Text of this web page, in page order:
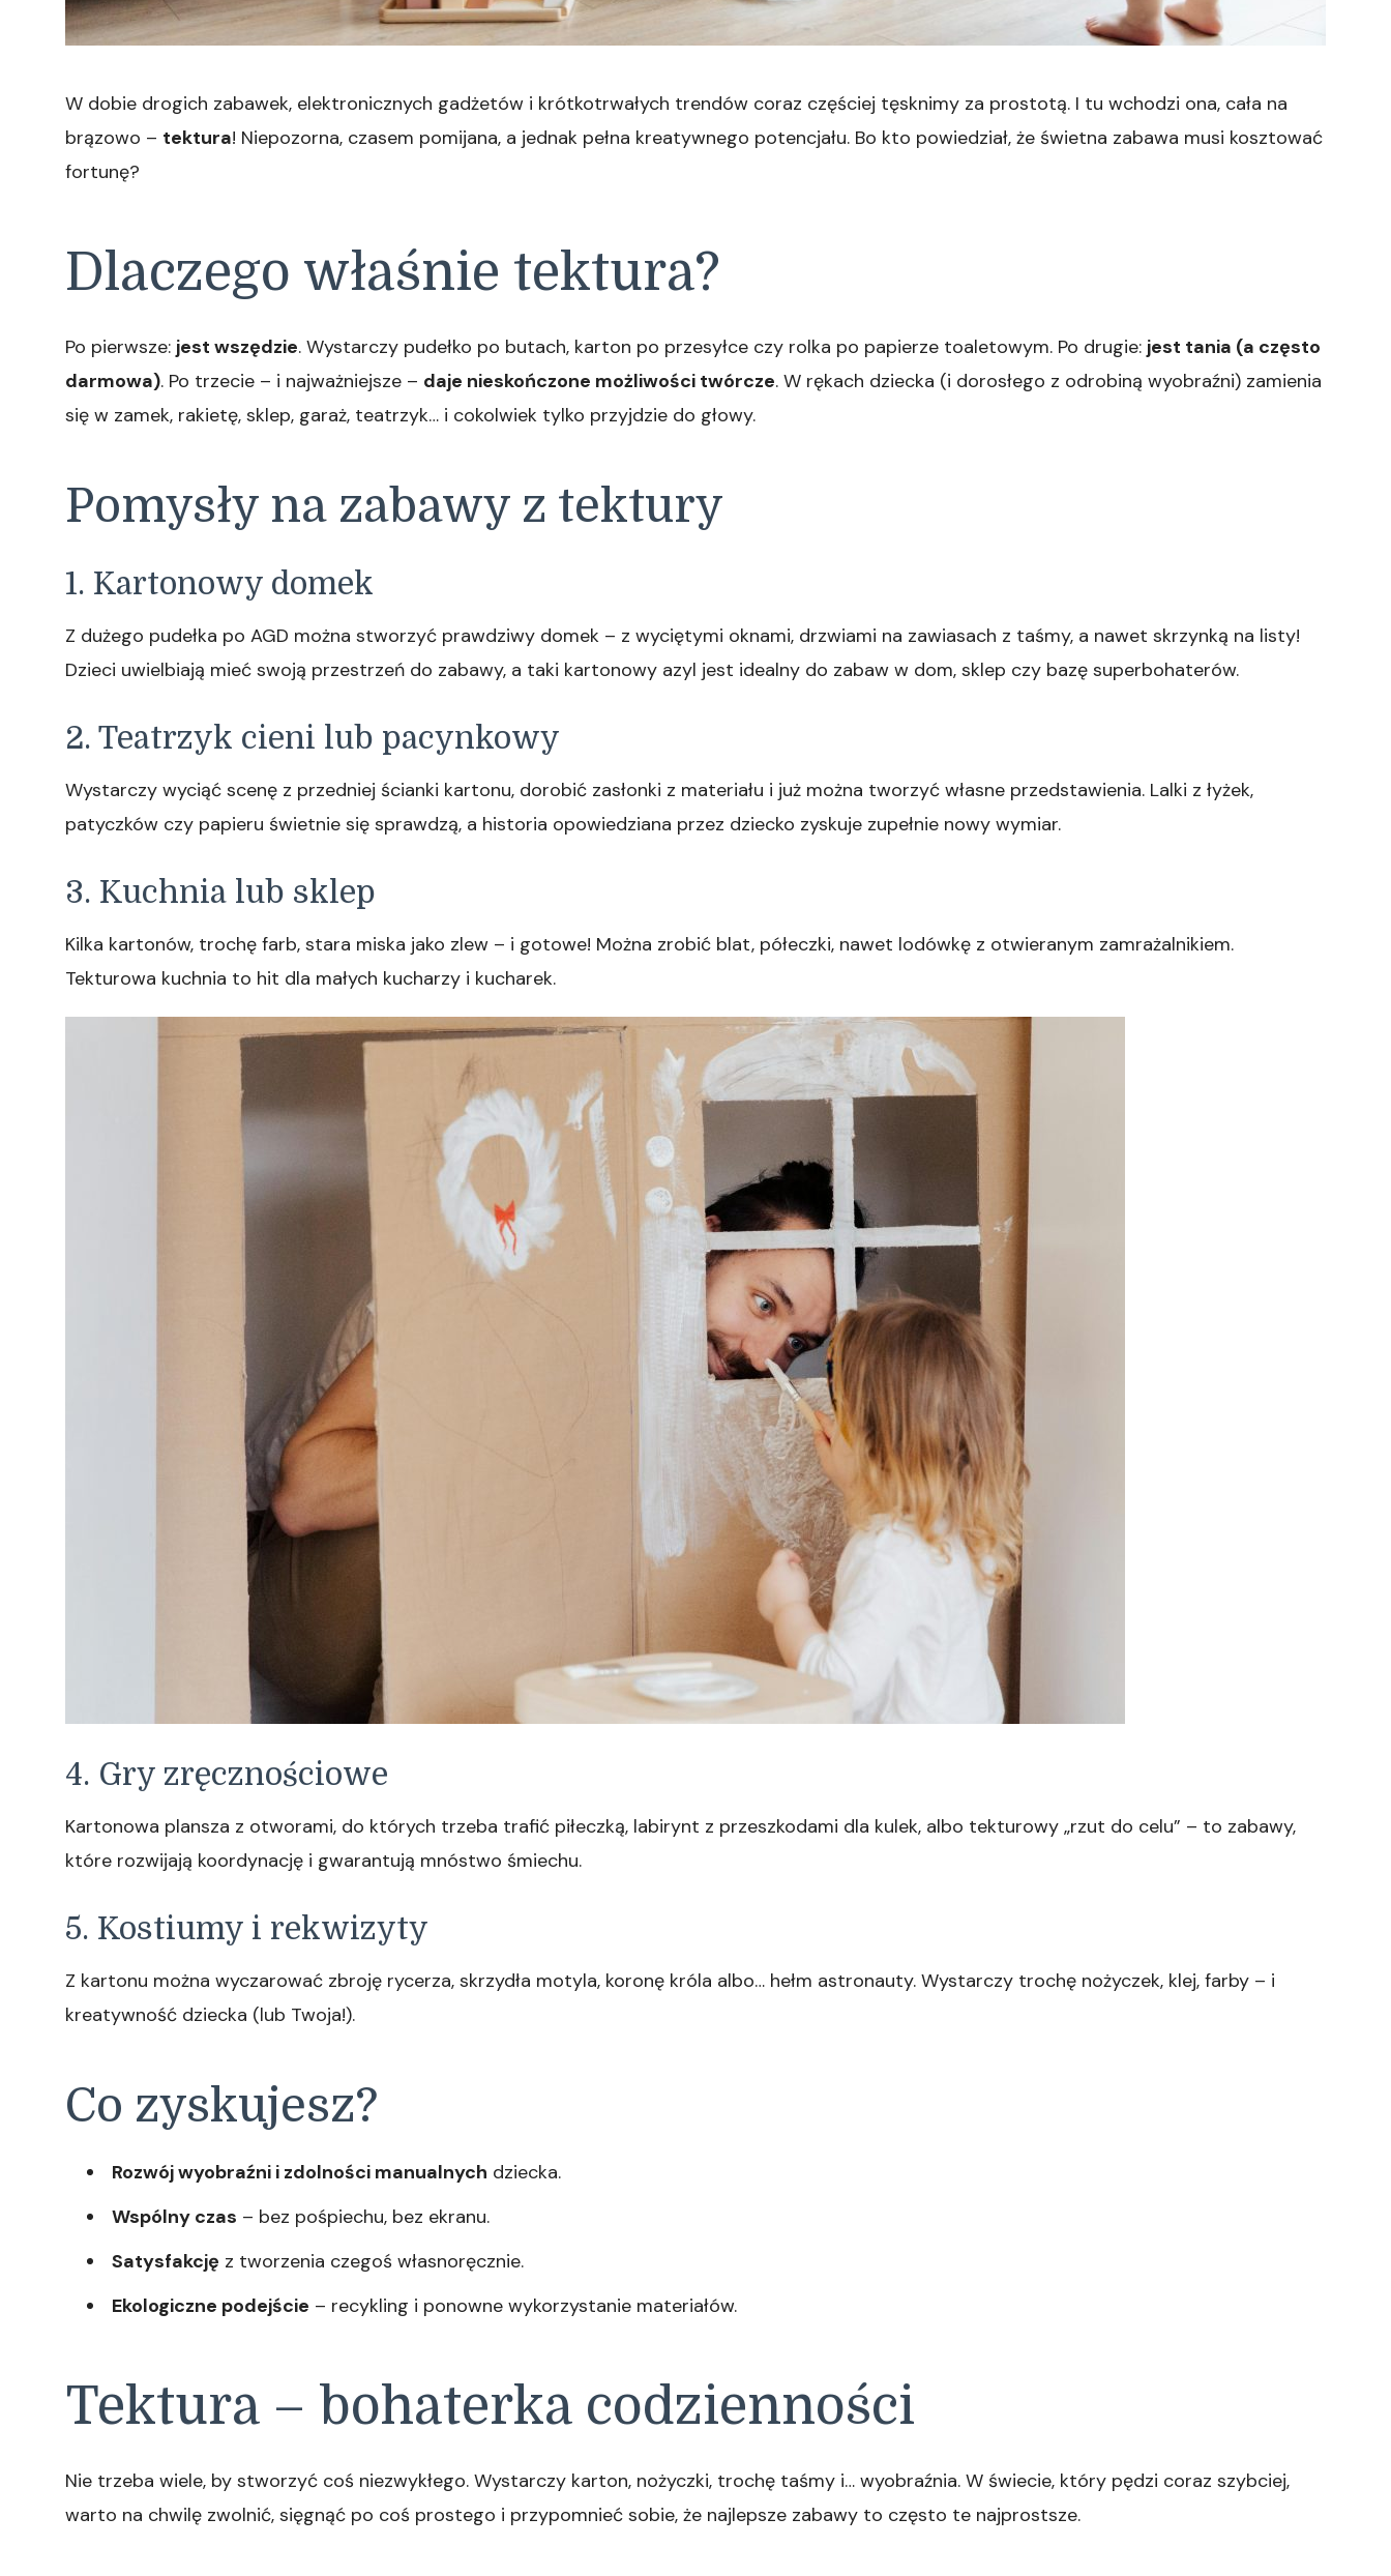
W dobie drogich zabawek, elektronicznych gadżetów i krótkotrwałych trendów coraz częściej tęsknimy za prostotą. I tu wchodzi ona, cała na
brązowo – tektura! Niepozorna, czasem pomijana, a jednak pełna kreatywnego potencjału. Bo kto powiedział, że świetna zabawa musi kosztować
fortunę?
Dlaczego właśnie tektura?
Po pierwsze: jest wszędzie. Wystarczy pudełko po butach, karton po przesyłce czy rolka po papierze toaletowym. Po drugie: jest tania (a często
darmowa). Po trzecie – i najważniejsze – daje nieskończone możliwości twórcze. W rękach dziecka (i dorosłego z odrobiną wyobraźni) zamienia
się w zamek, rakietę, sklep, garaż, teatrzyk… i cokolwiek tylko przyjdzie do głowy.
Pomysły na zabawy z tektury
1. Kartonowy domek
Z dużego pudełka po AGD można stworzyć prawdziwy domek – z wyciętymi oknami, drzwiami na zawiasach z taśmy, a nawet skrzynką na listy!
Dzieci uwielbiają mieć swoją przestrzeń do zabawy, a taki kartonowy azyl jest idealny do zabaw w dom, sklep czy bazę superbohaterów.
2. Teatrzyk cieni lub pacynkowy
Wystarczy wyciąć scenę z przedniej ścianki kartonu, dorobić zasłonki z materiału i już można tworzyć własne przedstawienia. Lalki z łyżek,
patyczków czy papieru świetnie się sprawdzą, a historia opowiedziana przez dziecko zyskuje zupełnie nowy wymiar.
3. Kuchnia lub sklep
Kilka kartonów, trochę farb, stara miska jako zlew – i gotowe! Można zrobić blat, półeczki, nawet lodówkę z otwieranym zamrażalnikiem.
Tekturowa kuchnia to hit dla małych kucharzy i kucharek.
4. Gry zręcznościowe
Kartonowa plansza z otworami, do których trzeba trafić piłeczką, labirynt z przeszkodami dla kulek, albo tekturowy „rzut do celu” – to zabawy,
które rozwijają koordynację i gwarantują mnóstwo śmiechu.
5. Kostiumy i rekwizyty
Z kartonu można wyczarować zbroję rycerza, skrzydła motyla, koronę króla albo… hełm astronauty. Wystarczy trochę nożyczek, klej, farby – i
kreatywność dziecka (lub Twoja!).
Co zyskujesz?
Rozwój wyobraźni i zdolności manualnych dziecka.
Wspólny czas – bez pośpiechu, bez ekranu.
Satysfakcję z tworzenia czegoś własnoręcznie.
Ekologiczne podejście – recykling i ponowne wykorzystanie materiałów.
Tektura – bohaterka codzienności
Nie trzeba wiele, by stworzyć coś niezwykłego. Wystarczy karton, nożyczki, trochę taśmy i… wyobraźnia. W świecie, który pędzi coraz szybciej,
warto na chwilę zwolnić, sięgnąć po coś prostego i przypomnieć sobie, że najlepsze zabawy to często te najprostsze.